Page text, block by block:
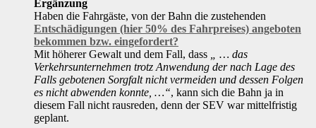
Ergänzung
Haben die Fahrgäste, von der Bahn die zustehenden
Entschädigungen (hier 50% des Fahrpreises) angeboten
bekommen bzw. eingefordert?
Mit höherer Gewalt und dem Fall, dass
„ … das
Verkehrsunternehmen trotz Anwendung der nach Lage des
Falls gebotenen Sorgfalt nicht vermeiden und dessen Folgen
es nicht abwenden konnte, …“, kann sich die Bahn ja in
diesem Fall nicht rausreden, denn der SEV war mittelfristig
geplant.